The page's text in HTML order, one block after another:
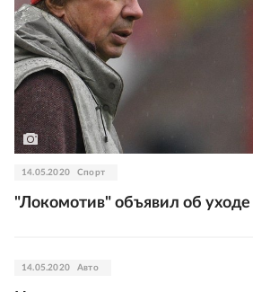
14.05.2020 Спорт
"Локомотив" объявил об
14.05.2020 Авто